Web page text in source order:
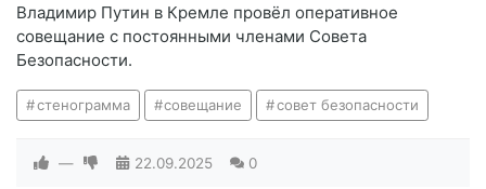
Владимир Путин в Кремле провёл оперативное
совещание с постоянными членами Совета
Безопасности.
стенограмма совещание совет безопасности
— 22.09.2025 0